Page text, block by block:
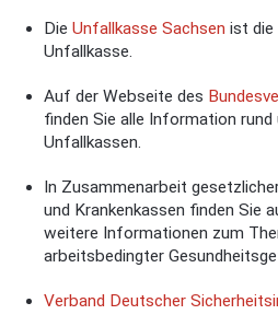
Die Unfallkasse Sachsen ist die
Unfallkasse.
Auf der Webseite des
finden Sie alle Information rund
Unfallkassen.
In Zusammenarbeit
und Krankenkassen finden Sie
weitere Informationen zum
arbeitsbedingter
Verband Deutscher